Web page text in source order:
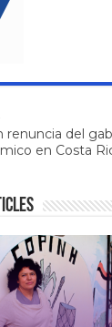
renuncia del
en Costa